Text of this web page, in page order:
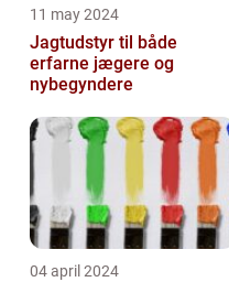
11 may 2024
Jagtudstyr til både
erfarne jægere og
nybegyndere
04 april 2024